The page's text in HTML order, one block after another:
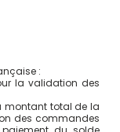
:
la validation des
montant total de la
des commandes